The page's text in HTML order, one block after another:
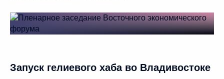
Запуск гелиевого хаба во Владивостоке